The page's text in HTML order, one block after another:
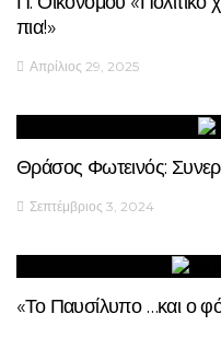
πια!»
Απρίλιος 29, 2025
Θράσος Φωτεινός:
Σεπτέμβριος 3, 2024
«Το Παυσίλυπο …και ο